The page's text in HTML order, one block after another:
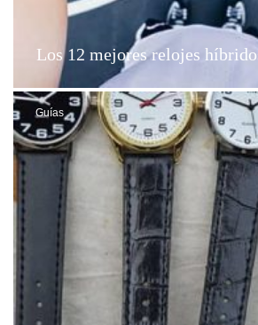
Los 12 mejores relojes
Guías